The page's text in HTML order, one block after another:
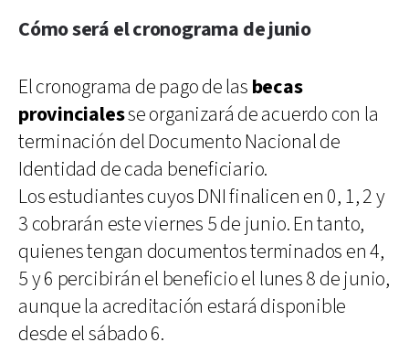
Cómo será el cronograma de junio
El cronograma de pago de las becas
provincialesse organizará de acuerdo con la
terminación del Documento Nacional de
Identidad de cada beneficiario.
Los estudiantes cuyos DNI finalicen en 0, 1, 2 y
3 cobrarán este viernes 5 de junio. En tanto,
quienes tengan documentos terminados en 4,
5 y 6 percibirán el beneficio el lunes 8 de junio,
aunque la acreditación estará disponible
desde el sábado 6.